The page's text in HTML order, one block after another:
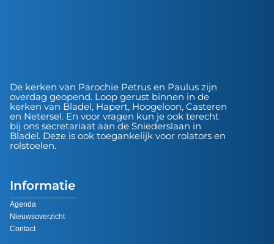
De kerken van Parochie Petrus en Paulus zijn
overdag geopend. Loop gerust binnen in de
kerken van Bladel, Hapert, Hoogeloon, Casteren
en Netersel. En voor vragen kun je ook terecht
bij ons secretariaat aan de Sniederslaan in
Bladel. Deze is ook toegankelijk voor rolators en
rolstoelen.
Informatie
Agenda
Nieuwsoverzicht
Contact